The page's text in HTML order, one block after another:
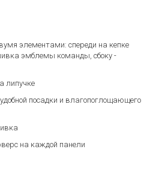
элементами: спереди на кепке
эмблемы команды, сбоку -
липучке
посадки и влагопоглощающего
на каждой панели